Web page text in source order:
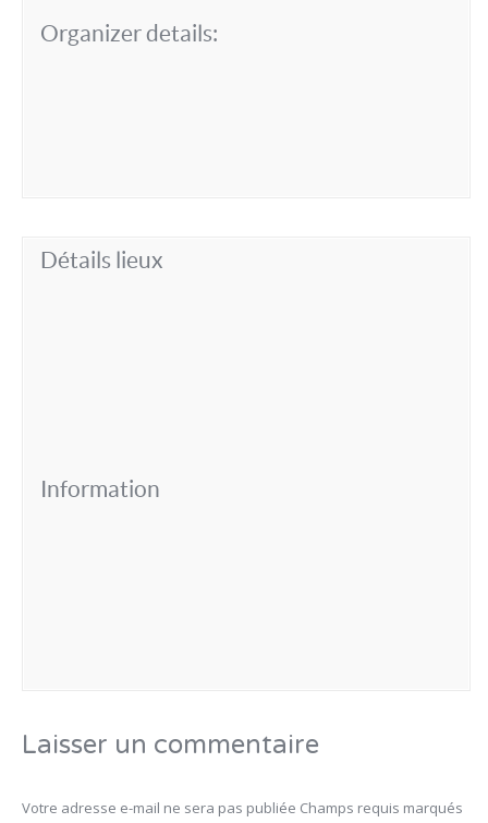
Organizer details:
Détails lieux
Information
Laisser un commentaire
Votre adresse e-mail ne sera pas publiée Champs requis marqués